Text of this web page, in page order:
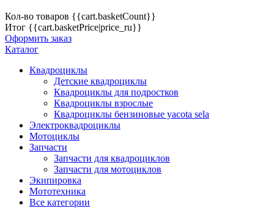
Кол-во товаров {{cart.basketCount}}
Итог {{cart.basketPrice|price_ru}}
Оформить заказ
Каталог
Квадроциклы
Детские квадроциклы
Квадроциклы для подростков
Квадроциклы взрослые
Квадроциклы бензиновые yacota sela
Электроквадроциклы
Мотоциклы
Запчасти
Запчасти для квадроциклов
Запчасти для мотоциклов
Экипировка
Мототехника
Все категории